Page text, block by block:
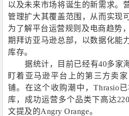
以及未来市场将诞生的新需求。
管理扩大其覆盖范围，从而实现
为了解平台运营规则及电商趋势
期拜访亚马逊总部，以数据化能
库存。
据统计，目前已经有40多家
盯着亚马逊平台上的第三方卖
铺。在这个收购潮中，Thrasio
库，成功运营多个品类下高达
文提及的Angry Orange。